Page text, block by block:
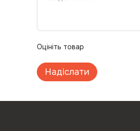
Оцініть товар
Надіслати